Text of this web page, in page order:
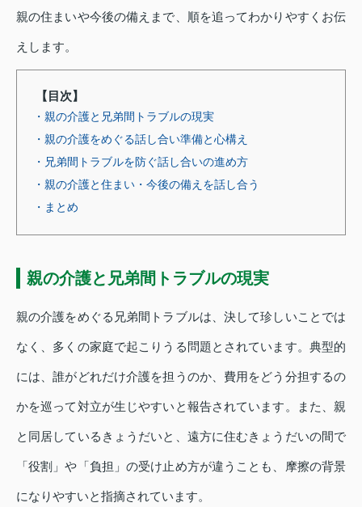
親の住まいや今後の備えまで、順を追ってわかりやすくお伝
えします。
【目次】
・親の介護と兄弟間トラブルの現実
・親の介護をめぐる話し合い準備と心構え
・兄弟間トラブルを防ぐ話し合いの進め方
・親の介護と住まい・今後の備えを話し合う
・まとめ
親の介護と兄弟間トラブルの現実
親の介護をめぐる兄弟間トラブルは、決して珍しいことでは
なく、多くの家庭で起こりうる問題とされています。典型的
には、誰がどれだけ介護を担うのか、費用をどう分担するの
かを巡って対立が生じやすいと報告されています。また、親
と同居しているきょうだいと、遠方に住むきょうだいの間で
「役割」や「負担」の受け止め方が違うことも、摩擦の背景
になりやすいと指摘されています。